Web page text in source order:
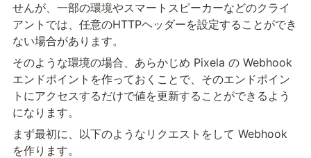
せんが、一部の環境やスマートスピーカーなどのクライ
アントでは、任意のHTTPヘッダーを設定することができ
ない場合があります。
そのような環境の場合、あらかじめ Pixela の Webhook
エンドポイントを作っておくことで、そのエンドポイン
トにアクセスするだけで値を更新することができるよう
になります。
まず最初に、以下のようなリクエストをして Webhook
を作ります。